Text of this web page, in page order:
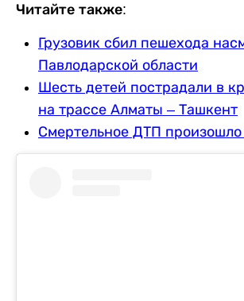
Читайте также:
Грузовик сбил пешехода
Павлодарской области
Шесть детей пострадали в
на трассе Алматы – Ташкент
Смертельное ДТП